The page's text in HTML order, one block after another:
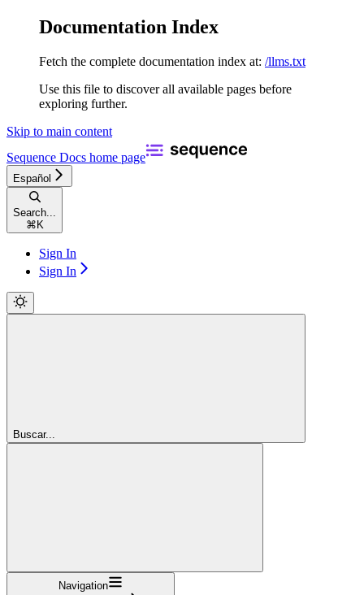
Documentation Index
Fetch the complete documentation index at: /llms.txt
Use this file to discover all available pages before
exploring further.
Skip to main content
Sequence Docs home page
Español
Search...
⌘ K
Sign In
Sign In
Buscar...
Navigation